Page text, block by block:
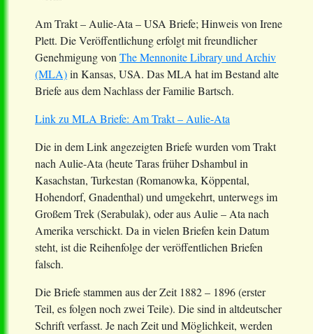
Am Trakt – Aulie-Ata – USA Briefe; Hinweis von Irene
Plett. Die Veröffentlichung erfolgt mit freundlicher
Genehmigung von The Mennonite Library und Archiv
(MLA)in Kansas, USA. Das MLA hat im Bestand alte
Briefe aus dem Nachlass der Familie Bartsch.
Link zu MLA Briefe: Am Trakt – Aulie-Ata
Die in dem Link angezeigten Briefe wurden vom Trakt
nach Aulie-Ata (heute Taras früher Dshambul in
Kasachstan, Turkestan (Romanowka, Köppental,
Hohendorf, Gnadenthal) und umgekehrt, unterwegs im
Großem Trek (Serabulak), oder aus Aulie – Ata nach
Amerika verschickt. Da in vielen Briefen kein Datum
steht, ist die Reihenfolge der veröffentlichen Briefen
falsch.
Die Briefe stammen aus der Zeit 1882 – 1896 (erster
Teil, es folgen noch zwei Teile). Die sind in altdeutscher
Schrift verfasst. Je nach Zeit und Möglichkeit, werden